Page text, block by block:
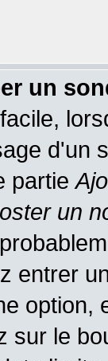
un
d'un
partie
un
entrer
option,
sur le